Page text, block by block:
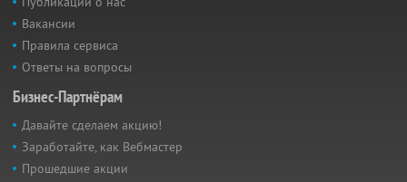
Вакансии
Правила сервиса
Ответы на вопросы
Бизнес-Партнёрам
Давайте сделаем акцию!
Заработайте, как Вебмастер
Прошедшие акции